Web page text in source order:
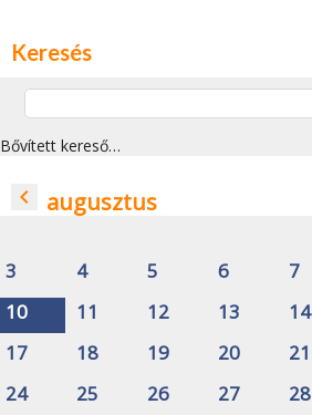
Keresés
Bővített kereső…
navigate_before augusztus
3
4 5 6 7
10
11 12 13 14
17
18 19 20 21
24
25 26 27 28